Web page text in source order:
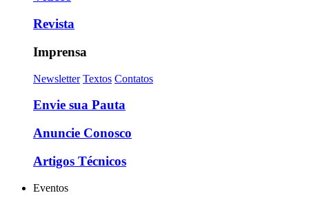
Revista
Imprensa
Newsletter Textos Contatos
Envie sua Pauta
Anuncie Conosco
Artigos Técnicos
Eventos